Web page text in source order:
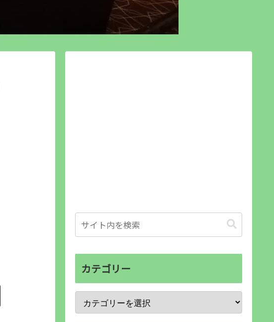
カテゴリー